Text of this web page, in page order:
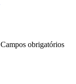
Campos obrigatórios